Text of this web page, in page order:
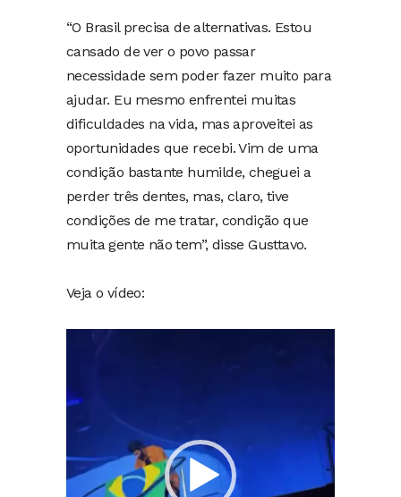
“O Brasil precisa de alternativas. Estou
cansado de ver o povo passar
necessidade sem poder fazer muito para
ajudar. Eu mesmo enfrentei muitas
dificuldades na vida, mas aproveitei as
oportunidades que recebi. Vim de uma
condição bastante humilde, cheguei a
perder três dentes, mas, claro, tive
condições de me tratar, condição que
muita gente não tem”, disse Gusttavo.
Veja o vídeo:
Tocador
vídeo